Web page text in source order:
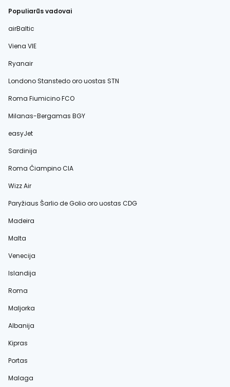
Populiarūs vadovai
airBaltic
Viena VIE
Ryanair
Londono Stanstedo oro uostas STN
Roma Fiumicino FCO
Milanas-Bergamas BGY
easyJet
Sardinija
Roma Čiampino CIA
Wizz Air
Paryžiaus Šarlio de Golio oro uostas CDG
Madeira
Malta
Venecija
Islandija
Roma
Maljorka
Albanija
Kipras
Portas
Malaga